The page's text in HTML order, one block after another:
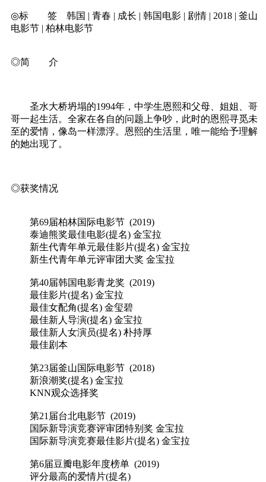
◎标 签 韩国 | 青春 | 成长 | 韩国电影 | 剧情 | 2018 | 釜山
电影节 | 柏林电影节
◎简 介
圣水大桥坍塌的1994年，中学生恩熙和父母、姐姐、哥
哥一起生活。全家在各自的问题上争吵，此时的恩熙寻觅未
至的爱情，像岛一样漂浮。恩熙的生活里，唯一能给予理解
的她出现了。
◎获奖情况
第69届柏林国际电影节 (2019)
泰迪熊奖最佳电影(提名) 金宝拉
新生代青年单元最佳影片(提名) 金宝拉
新生代青年单元评审团大奖 金宝拉
第40届韩国电影青龙奖 (2019)
最佳影片(提名) 金宝拉
最佳女配角(提名) 金玺碧
最佳新人导演(提名) 金宝拉
最佳新人女演员(提名) 朴持厚
最佳剧本
第23届釜山国际电影节 (2018)
新浪潮奖(提名) 金宝拉
KNN观众选择奖
第21届台北电影节 (2019)
国际新导演竞赛评审团特别奖 金宝拉
国际新导演竞赛最佳影片(提名) 金宝拉
第6届豆瓣电影年度榜单 (2019)
评分最高的爱情片(提名)